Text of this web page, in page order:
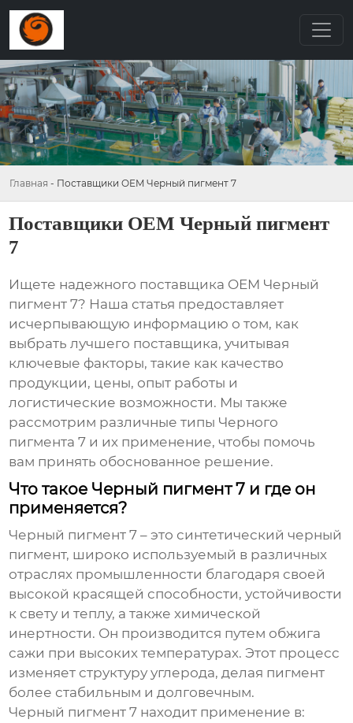
Главная - Поставщики OEM Черный пигмент 7
Поставщики OEM Черный пигмент
7
Ищете надежного поставщика OEM Черный
пигмент 7? Наша статья предоставляет
исчерпывающую информацию о том, как
выбрать лучшего поставщика, учитывая
ключевые факторы, такие как качество
продукции, цены, опыт работы и
логистические возможности. Мы также
рассмотрим различные типы Черного
пигмента 7 и их применение, чтобы помочь
вам принять обоснованное решение.
Что такое Черный пигмент 7 и где он
применяется?
Черный пигмент 7 – это синтетический черный
пигмент, широко используемый в различных
отраслях промышленности благодаря своей
высокой красящей способности, устойчивости
к свету и теплу, а также химической
инертности. Он производится путем обжига
сажи при высоких температурах. Этот процесс
изменяет структуру углерода, делая пигмент
более стабильным и долговечным.
Черный пигмент 7 находит применение в: